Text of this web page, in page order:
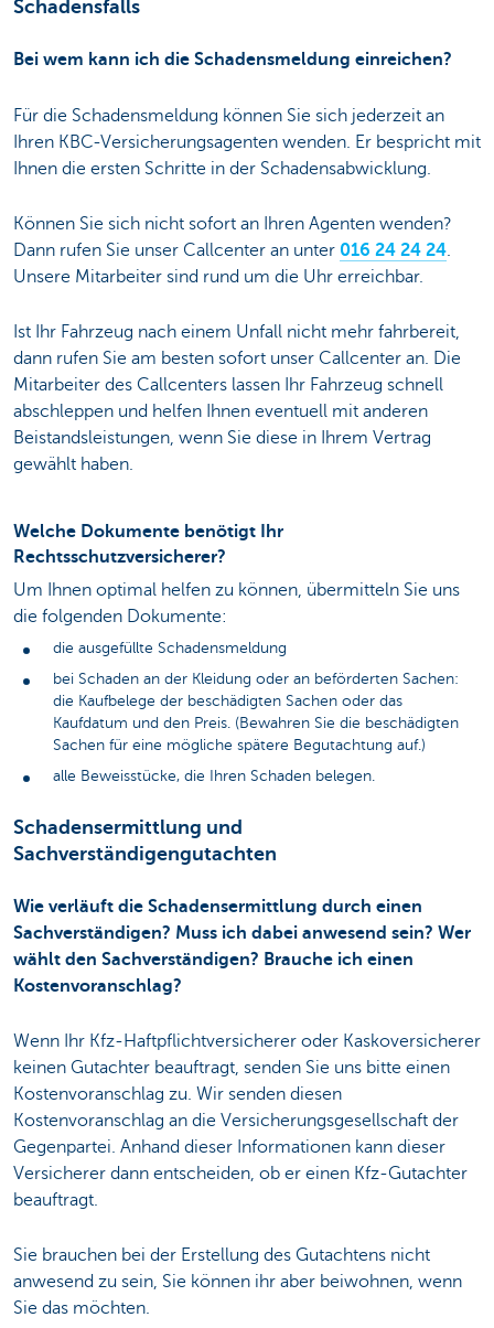
Schadensfalls
Bei wem kann ich die Schadensmeldung einreichen?
Für die Schadensmeldung können Sie sich jederzeit an
Ihren KBC-Versicherungsagenten wenden. Er bespricht mit
Ihnen die ersten Schritte in der Schadensabwicklung.
Können Sie sich nicht sofort an Ihren Agenten wenden?
Dann rufen Sie unser Callcenter an unter 016 24 24 24.
Unsere Mitarbeiter sind rund um die Uhr erreichbar.
Ist Ihr Fahrzeug nach einem Unfall nicht mehr fahrbereit,
dann rufen Sie am besten sofort unser Callcenter an. Die
Mitarbeiter des Callcenters lassen Ihr Fahrzeug schnell
abschleppen und helfen Ihnen eventuell mit anderen
Beistandsleistungen, wenn Sie diese in Ihrem Vertrag
gewählt haben.
Welche Dokumente benötigt Ihr
Rechtsschutzversicherer?
Um Ihnen optimal helfen zu können, übermitteln Sie uns
die folgenden Dokumente:
die ausgefüllte Schadensmeldung
bei Schaden an der Kleidung oder an beförderten Sachen:
die Kaufbelege der beschädigten Sachen oder das
Kaufdatum und den Preis. (Bewahren Sie die beschädigten
Sachen für eine mögliche spätere Begutachtung auf.)
alle Beweisstücke, die Ihren Schaden belegen.
Schadensermittlung und
Sachverständigengutachten
Wie verläuft die Schadensermittlung durch einen
Sachverständigen? Muss ich dabei anwesend sein? Wer
wählt den Sachverständigen? Brauche ich einen
Kostenvoranschlag?
Wenn Ihr Kfz-Haftpflichtversicherer oder Kaskoversicherer
keinen Gutachter beauftragt, senden Sie uns bitte einen
Kostenvoranschlag zu. Wir senden diesen
Kostenvoranschlag an die Versicherungsgesellschaft der
Gegenpartei. Anhand dieser Informationen kann dieser
Versicherer dann entscheiden, ob er einen Kfz-Gutachter
beauftragt.
Sie brauchen bei der Erstellung des Gutachtens nicht
anwesend zu sein, Sie können ihr aber beiwohnen, wenn
Sie das möchten.